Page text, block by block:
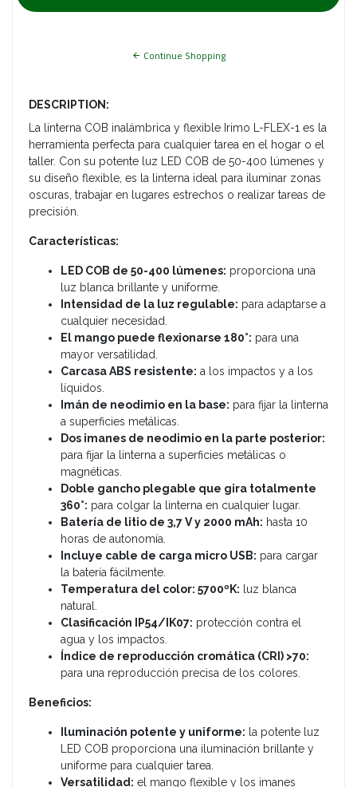
Continue Shopping
DESCRIPTION:
La linterna COB inalámbrica y flexible Irimo L-FLEX-1 es la
herramienta perfecta para cualquier tarea en el hogar o el
taller. Con su potente luz LED COB de 50-400 lúmenes y
su diseño flexible, es la linterna ideal para iluminar zonas
oscuras, trabajar en lugares estrechos o realizar tareas de
precisión.
Características:
LED COB de 50-400 lúmenes: proporciona una
luz blanca brillante y uniforme.
Intensidad de la luz regulable: para adaptarse a
cualquier necesidad.
El mango puede flexionarse 180°: para una
mayor versatilidad.
Carcasa ABS resistente: a los impactos y a los
líquidos.
Imán de neodimio en la base: para fijar la linterna
a superficies metálicas.
Dos imanes de neodimio en la parte posterior:
para fijar la linterna a superficies metálicas o
magnéticas.
Doble gancho plegable que gira totalmente
360°: para colgar la linterna en cualquier lugar.
Batería de litio de 3,7 V y 2000 mAh: hasta 10
horas de autonomía.
Incluye cable de carga micro USB: para cargar
la batería fácilmente.
Temperatura del color: 5700ºK: luz blanca
natural.
Clasificación IP54/IK07: protección contra el
agua y los impactos.
Índice de reproducción cromática (CRI) >70:
para una reproducción precisa de los colores.
Beneficios:
Iluminación potente y uniforme: la potente luz
LED COB proporciona una iluminación brillante y
uniforme para cualquier tarea.
Versatilidad: el mango flexible y los imanes